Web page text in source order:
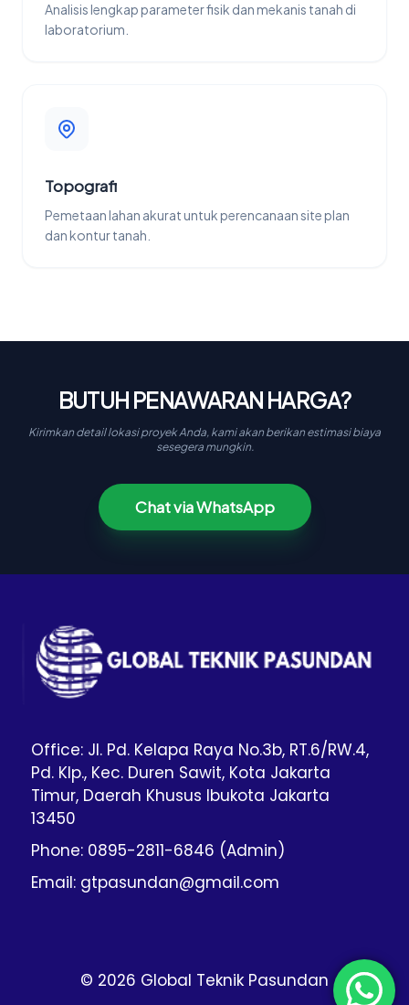
Analisis lengkap parameter fisik dan mekanis tanah di
laboratorium.
Topografi
Pemetaan lahan akurat untuk perencanaan site plan
dan kontur tanah.
BUTUH PENAWARAN HARGA?
Kirimkan detail lokasi proyek Anda, kami akan berikan estimasi biaya
sesegera mungkin.
Chat via WhatsApp
Office: Jl. Pd. Kelapa Raya No.3b, RT.6/RW.4,
Pd. Klp., Kec. Duren Sawit, Kota Jakarta
Timur, Daerah Khusus Ibukota Jakarta
13450
Phone: 0895-2811-6846 (Admin)
Email: gtpasundan@gmail.com
© 2026 Global Teknik Pasundan